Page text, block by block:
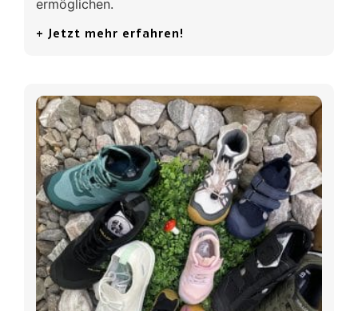
ermöglichen.
+ Jetzt mehr erfahren!